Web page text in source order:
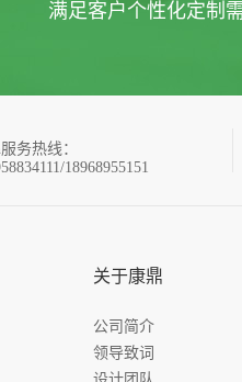
满足客户个性化定制
务热线：
18968955151
关于康鼎
公司简介
领导致词